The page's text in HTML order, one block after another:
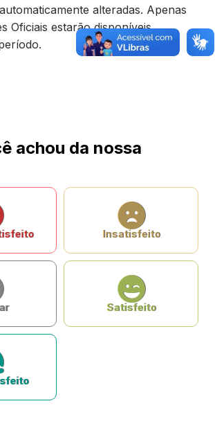
alteradas. Apenas
Oficiais estarão disponíveis
achou da nossa
Insatisfeito
Satisfeito